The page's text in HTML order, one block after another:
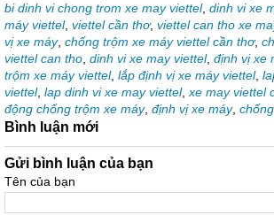
bi dinh vi chong trom xe may viettel, dinh vi xe
máy viettel, viettel cần thơ, viettel can tho xe
vị xe máy, chống trộm xe máy viettel cần thơ,
viettel can tho dinh vi xe may viettel, định vị xe
trộm xe máy viettel, lắp định vị xe máy viettel,
viettel, lap dinh vi xe may viettel, xe may viettel
động chống trộm xe máy, định vị xe máy,
Bình luận mới
Gửi bình luận của bạn
Tên của bạn